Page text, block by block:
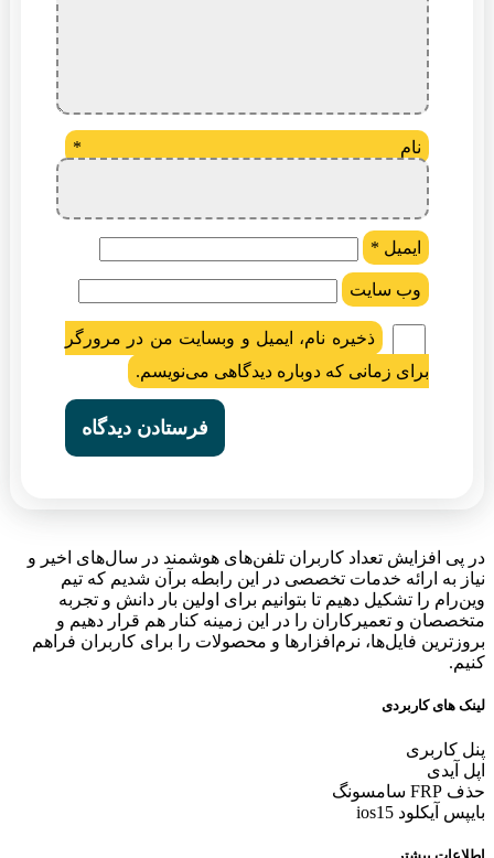
نام *
ایمیل *
وب‌ سایت
ذخیره نام، ایمیل و وبسایت من در مرورگر
برای زمانی که دوباره دیدگاهی می‌نویسم.
در پی افزایش تعداد کاربران تلفن‌های هوشمند در سال‌های اخیر و
نیاز به ارائه خدمات تخصصی در این رابطه برآن شدیم که تیم
وین‌رام را تشکیل دهیم تا بتوانیم برای اولین بار دانش و تجربه
متخصصان و تعمیرکاران را در این زمینه کنار هم قرار دهیم و
بروزترین فایل‌ها، نرم‌افزارها و محصولات را برای کاربران فراهم
کنیم.
لینک های کاربردی
پنل کاربری
اپل آیدی
حذف FRP سامسونگ
بایپس آیکلود ios15